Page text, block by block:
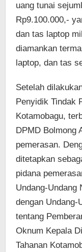
uang tunai
Rp9.100.000,-
dan tas laptop
diamankan
laptop, dan tas
Setelah
Penyidik Tindak
Kotamobagu,
DPMD Bolmong
pemerasan.
ditetapkan
pidana
Undang-Undang
dengan Undang-
tentang
Oknum Kepala
Tahanan